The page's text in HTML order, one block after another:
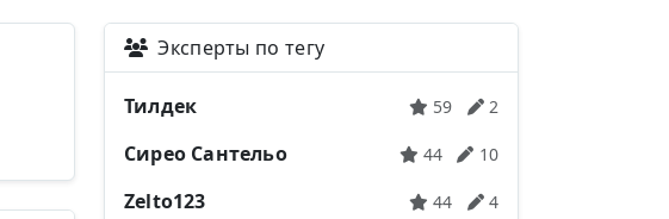
Эксперты по тегу
Тилдек 59 2
Сирео Сантельо 44 10
Zelto123 44 4